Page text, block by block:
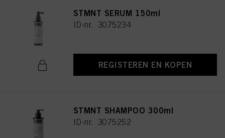
STMNT SERUM 150ml
ID-nr. 3075234
REGISTEREN EN KOPEN
STMNT SHAMPOO 300ml
ID-nr. 3075252